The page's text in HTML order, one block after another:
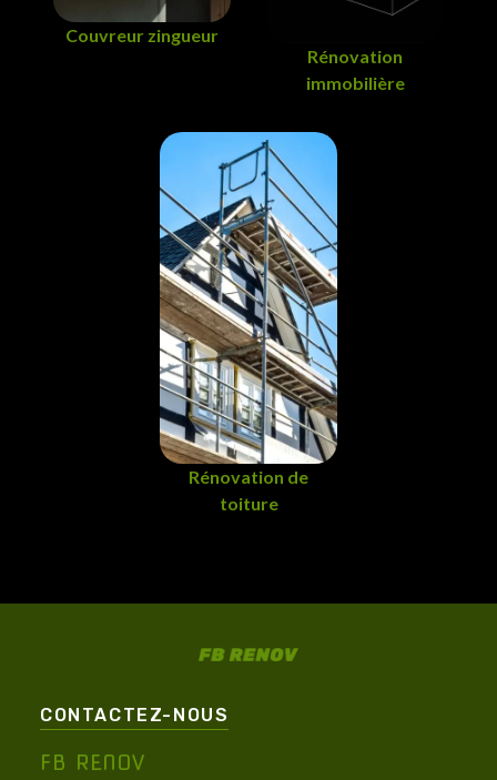
Couvreur zingueur
Rénovation
immobilière
Rénovation de
toiture
CONTACTEZ-NOUS
FB RENOV